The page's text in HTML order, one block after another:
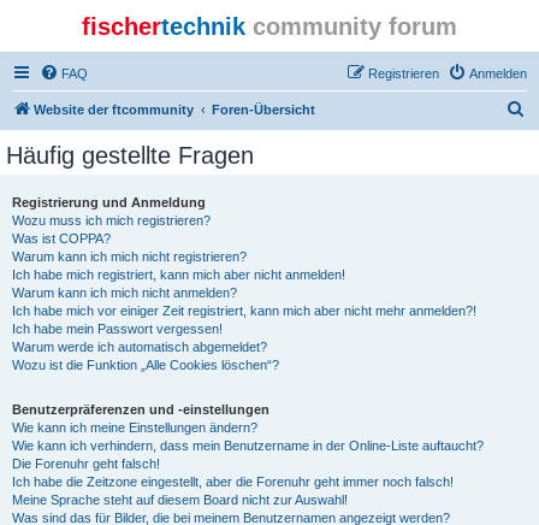
fischertechnik community forum
FAQ Anmelden
Registrieren
Website der ftcommunity Foren-Übersicht
Häufig gestellte Fragen
Registrierung und Anmeldung
Wozu muss ich mich registrieren?
Was ist COPPA?
Warum kann ich mich nicht registrieren?
Ich habe mich registriert, kann mich aber nicht anmelden!
Warum kann ich mich nicht anmelden?
Ich habe mich vor einiger Zeit registriert, kann mich aber nicht mehr anmelden?!
Ich habe mein Passwort vergessen!
Warum werde ich automatisch abgemeldet?
Wozu ist die Funktion „Alle Cookies löschen“?
Benutzerpräferenzen und -einstellungen
Wie kann ich meine Einstellungen ändern?
Wie kann ich verhindern, dass mein Benutzername in der Online-Liste auftaucht?
Die Forenuhr geht falsch!
Ich habe die Zeitzone eingestellt, aber die Forenuhr geht immer noch falsch!
Meine Sprache steht auf diesem Board nicht zur Auswahl!
Was sind das für Bilder, die bei meinem Benutzernamen angezeigt werden?